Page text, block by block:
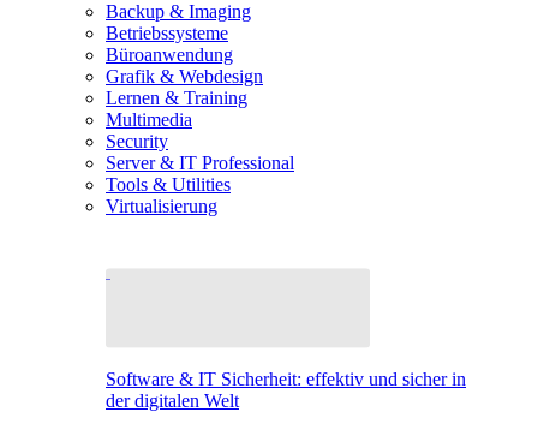
Backup & Imaging
Betriebssysteme
Büroanwendung
Grafik & Webdesign
Lernen & Training
Multimedia
Security
Server & IT Professional
Tools & Utilities
Virtualisierung
Software & IT Sicherheit: effektiv und sicher in
der digitalen Welt